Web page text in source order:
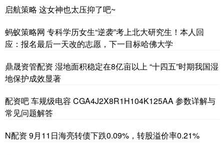
启航策略 这女神也太压抑了吧~
蚂蚁策略网 专科学历女生“逆袭”考上北大研究生！本人回
应：报名最后一天改的志愿，下一目标哈佛大学
鼎晟资管配资 湿地面积稳定在8亿亩以上 “十四五”时期我国湿
地保护成效显著
配资吧 车规级电容 CGA4J2X8R1H104K125AA 参数详解与
常见问题解答
N配资 9月11日海亮转债下跌0.09%，转股溢价率0.21%